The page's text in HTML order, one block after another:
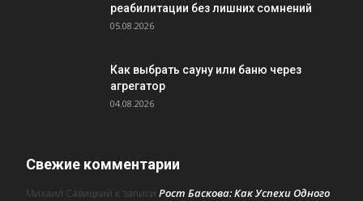
реабилитации без лишних сомнений
05.08.2026
Как выбрать сауну или баню через
агрегатор
04.08.2026
Свежие комментарии
Михаил Савицкий к записи Рост Баскова: Как Успехи Одного